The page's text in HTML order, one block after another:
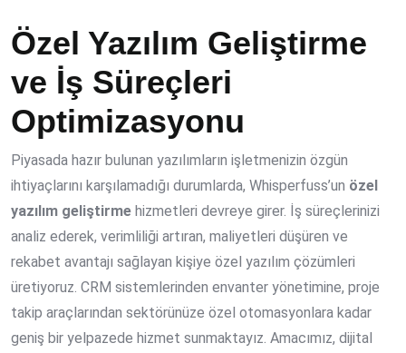
Özel Yazılım Geliştirme
ve İş Süreçleri
Optimizasyonu
Piyasada hazır bulunan yazılımların işletmenizin özgün
ihtiyaçlarını karşılamadığı durumlarda, Whisperfuss’un özel
yazılım geliştirme hizmetleri devreye girer. İş süreçlerinizi
analiz ederek, verimliliği artıran, maliyetleri düşüren ve
rekabet avantajı sağlayan kişiye özel yazılım çözümleri
üretiyoruz. CRM sistemlerinden envanter yönetimine, proje
takip araçlarından sektörünüze özel otomasyonlara kadar
geniş bir yelpazede hizmet sunmaktayız. Amacımız, dijital